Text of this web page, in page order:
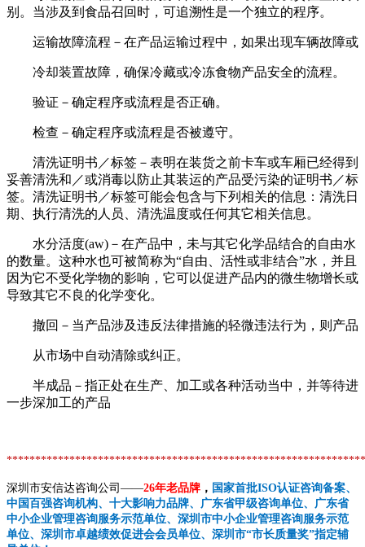
别。当涉及到食品召回时，可追溯性是一个独立的程序。
运输故障流程－在产品运输过程中，如果出现车辆故障或
冷却装置故障，确保冷藏或冷冻食物产品安全的流程。
验证－确定程序或流程是否正确。
检查－确定程序或流程是否被遵守。
清洗证明书／标签－表明在装货之前卡车或车厢已经得到
妥善清洗和／或消毒以防止其装运的产品受污染的证明书／标
签。清洗证明书／标签可能会包含与下列相关的信息：清洗日
期、执行清洗的人员、清洗温度或任何其它相关信息。
水分活度(aw)－在产品中，未与其它化学品结合的自由水
的数量。这种水也可被简称为“自由、活性或非结合”水，并且
因为它不受化学物的影响，它可以促进产品内的微生物增长或
导致其它不良的化学变化。
撤回－当产品涉及违反法律措施的轻微违法行为，则产品
从市场中自动清除或纠正。
半成品－指正处在生产、加工或各种活动当中，并等待进
一步深加工的产品
深圳市安信达咨询公司——26年老品牌 ， 国家首批ISO认证咨询备案、
中国百强咨询机构、十大影响力品牌、广东省甲级咨询单位、广东省
中小企业管理咨询服务示范单位、深圳市中小企业管理咨询服务示范
单位、深圳市卓越绩效促进会会员单位、深圳市“市长质量奖”指定辅